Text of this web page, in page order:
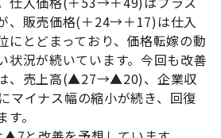
、販売価格(＋24→＋17)は仕入
にとどまっており、価格転嫁の動
状況が続いています。今回も改善
、売上高(▲27→▲20)、企業収
イナス幅の縮小が続き、回復
。